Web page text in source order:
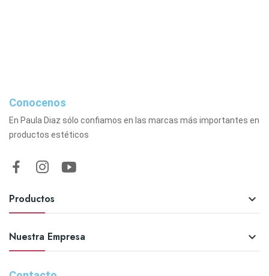
Conocenos
En Paula Diaz sólo confiamos en las marcas más importantes en
productos estéticos
Productos 
Nuestra Empresa 